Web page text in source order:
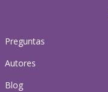
Preguntas
Autores
Blog